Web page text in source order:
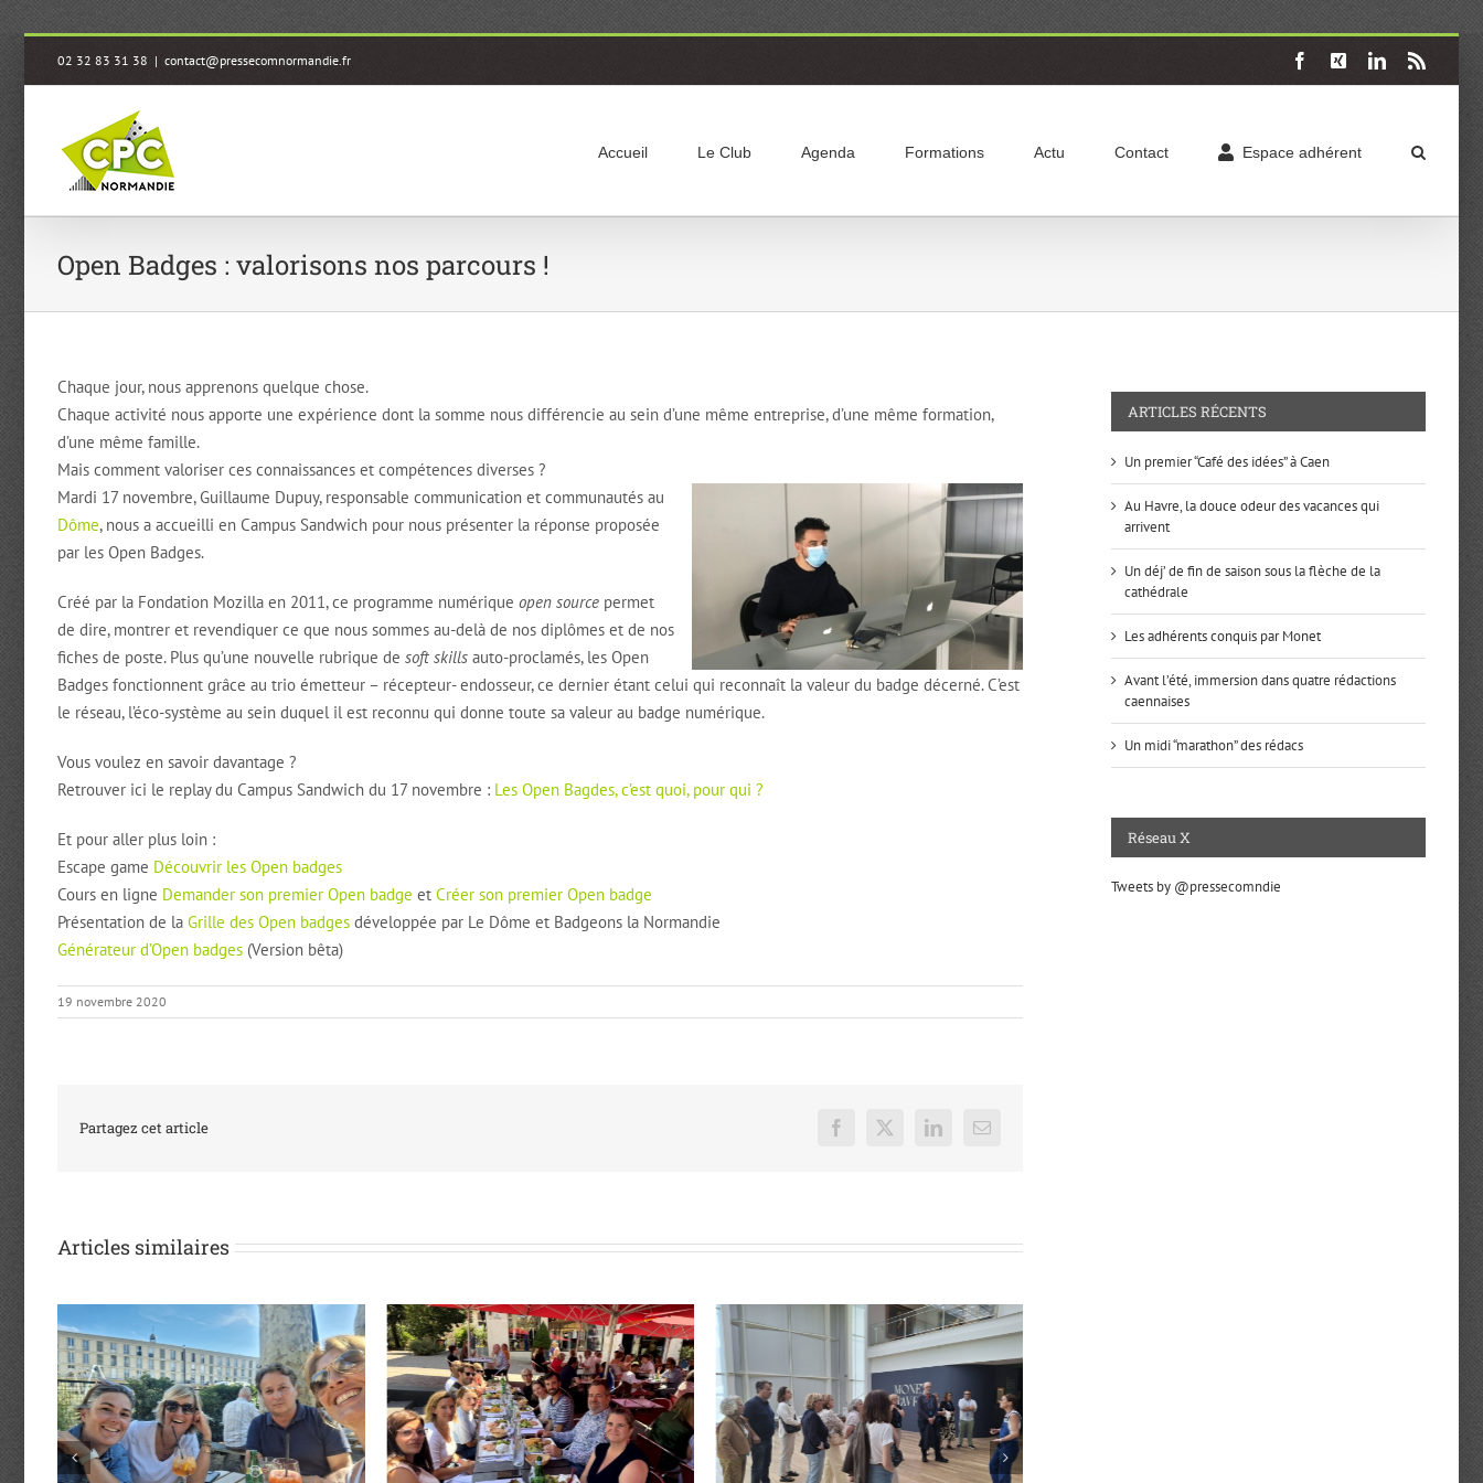
Passer
contenu
02 32 83 31 38 | contact@pressecomnormandie.fr Facebook
X LinkedIn
Accueil Le Club Agenda Formations Actu Contact Espace adhérent
Open Badges : valorisons nos parcours !
Chaque jour, nous apprenons quelque chose.
Chaque activité nous apporte une expérience dont la somme nous différencie au sein d’une même entreprise, d’une même formation,
d’une même famille.
Mais comment valoriser ces connaissances et compétences diverses ?
Mardi 17 novembre, Guillaume Dupuy, responsable communication et communautés au
Dôme, nous a accueilli en Campus Sandwich pour nous présenter la réponse proposée
par les Open Badges.
Créé par la Fondation Mozilla en 2011, ce programme numérique open source permet
de dire, montrer et revendiquer ce que nous sommes au-delà de nos diplômes et de nos
fiches de poste. Plus qu’une nouvelle rubrique de soft skills auto-proclamés, les Open
Badges fonctionnent grâce au trio émetteur – récepteur- endosseur, ce dernier étant celui qui reconnaît la valeur du badge décerné. C’est
le réseau, l’éco-système au sein duquel il est reconnu qui donne toute sa valeur au badge numérique.
Vous voulez en savoir davantage ?
Retrouver ici le replay du Campus Sandwich du 17 novembre : Les Open Bagdes, c’est quoi, pour qui ?
Et pour aller plus loin :
Escape game Découvrir les Open badges
Cours en ligne Demander son premier Open badge et Créer son premier Open badge
Présentation de la Grille des Open badges développée par Le Dôme et Badgeons la Normandie
Générateur d’Open badges (Version bêta)
19 novembre 2020
Partagez cet article Facebook
X LinkedInEmail
Articles similaires
ARTICLES RÉCENTS
Un premier “Café des idées” à Caen
Au Havre, la douce odeur des vacances qui
arrivent
Un déj’ de fin de saison sous la flèche de la
cathédrale
Les adhérents conquis par Monet
Avant l’été, immersion dans quatre rédactions
caennaises
Un midi “marathon” des rédacs
Réseau X
Tweets by @pressecomndie